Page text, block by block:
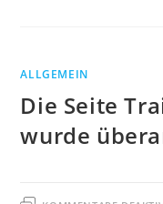
ALLGEMEIN
Die Seite
wurde